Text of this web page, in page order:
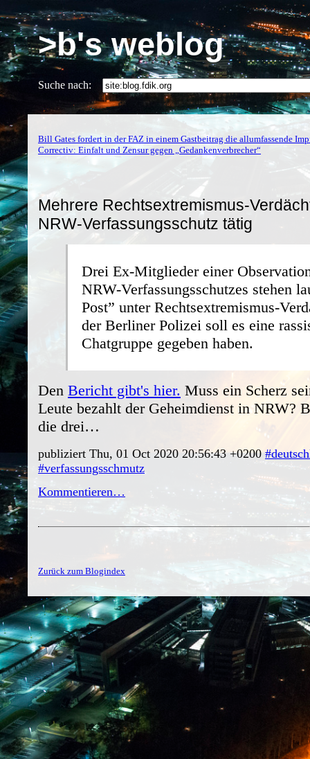
>b's weblog
Suche nach:
Bill Gates fordert in der FAZ in einem Gastbeitrag die allumfassende
Correctiv: Einfalt und Zensur gegen „Gedankenverbrecher“
Mehrere Rechtsextremismus-
NRW-Verfassungsschutz tätig
Drei Ex-Mitglieder einer
NRW-Verfassungsschutzes stehen
Post” unter Rechtsextremismus-
der Berliner Polizei soll es eine
Chatgruppe gegeben haben.
Den Bericht gibt's hier. Muss ein Scherz
Leute bezahlt der Geheimdienst in NRW?
die drei…
publiziert Thu, 01 Oct 2020 20:56:43 +0200
#verfassungsschmutz
Kommentieren…
Zurück zum Blogindex